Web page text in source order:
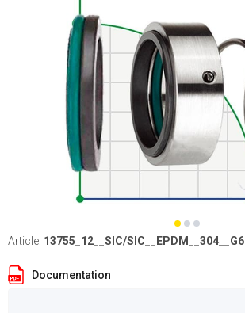
Article: 13755_12__SIC/SIC__EPDM__304__G6
Documentation